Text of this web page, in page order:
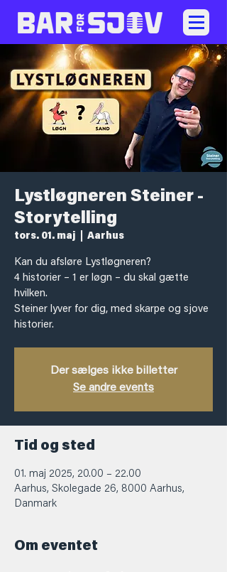
Lystløgneren Steiner -
Storytelling
tors. 01. maj Aarhus
Kan du afsløre Lystløgneren?
4 historier – 1 er løgn – du skal gætte
hvilken.
Steiner lyver for dig, med skarpe og sjove
historier.
Der sælges ikke billetter
Se andre events
Tid og sted
01. maj 2025, 20.00 – 22.00
Aarhus, Skolegade 26, 8000 Aarhus,
Danmark
Om eventet